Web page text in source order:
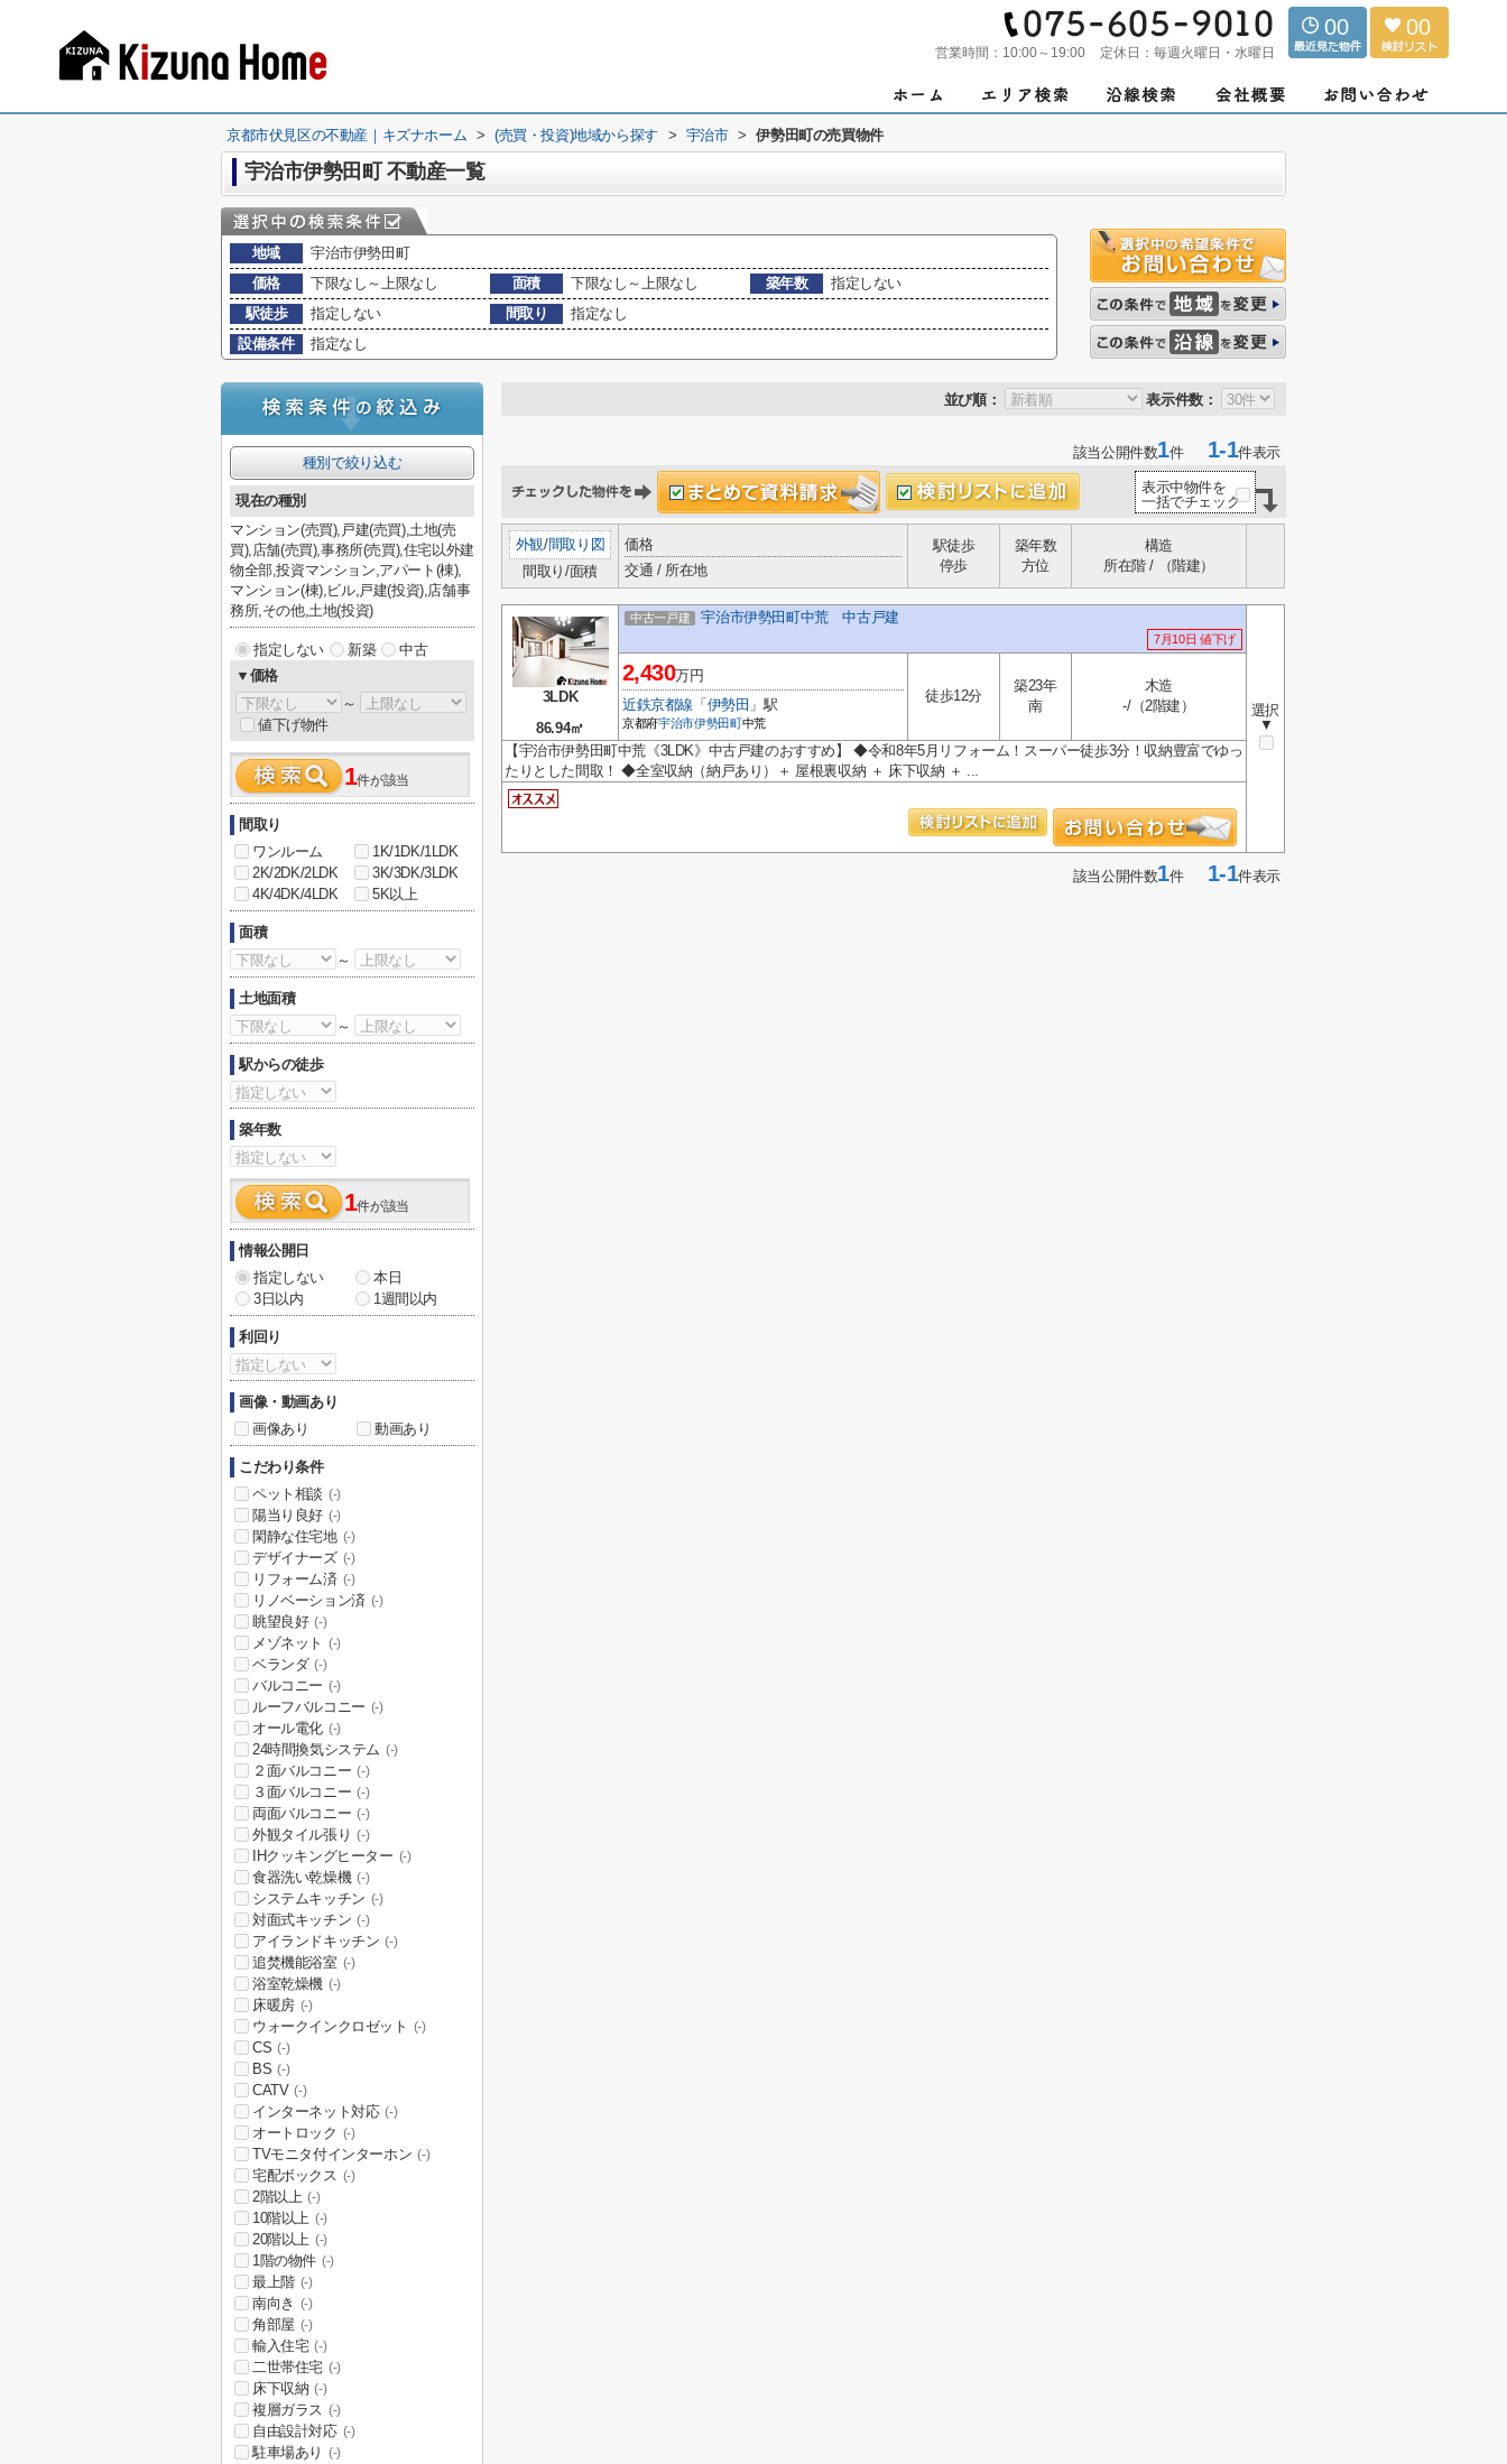
営業時間： 10:00～19:00 定休日： 毎週火曜日・水曜日
00 00
京都市伏見区の不動産｜キズナホーム > (売買・投資)地域から探す > 宇治市 > 伊勢田町の売買物件
宇治市伊勢田町 不動産一覧
地域
宇治市伊勢田町
価格
下限なし～上限なし 面積 下限なし～上限なし 築年数
指定しない
駅徒歩
指定しない 間取り
指定なし
設備条件
指定なし
並び順： 表示件数：
該当公開件数1件1-1件表示
表示中物件を
一括でチェック
外観/間取り図
間取り/面積
価格
交通 / 所在地
駅徒歩
停歩
築年数
方位
構造
所在階 / （階建）
3LDK
86.94㎡
中古一戸建 宇治市伊勢田町中荒 中古戸建
7月10日 値下げ
選択
▼
2,430万円
近鉄京都線 「 伊勢田 」駅
京都府宇治市伊勢田町中荒
徒歩12分
築23年
南
木造
-/（2階建）
【宇治市伊勢田町中荒《3LDK》中古戸建のおすすめ】 ◆令和8年5月リフォーム！スーパー徒歩3分！収納豊富でゆっ
たりとした間取！ ◆全室収納（納戸あり）＋ 屋根裏収納 ＋ 床下収納 ＋ ...
該当公開件数1件1-1件表示
種別で絞り込む
現在の種別
マンション(売買),戸建(売買),土地(売
買),店舗(売買),事務所(売買),住宅以外建
物全部,投資マンション,アパート(棟),
マンション(棟),ビル,戸建(投資),店舗事
務所,その他,土地(投資)
指定しない 新築
中古
▼価格
～
値下げ物件
1件が該当
間取り
ワンルーム
1K/1DK/1LDK
2K/2DK/2LDK
3K/3DK/3LDK
4K/4DK/4LDK
5K以上
面積
～
土地面積
～
駅からの徒歩
築年数
1件が該当
情報公開日
指定しない
本日
3日以内
1週間以内
利回り
画像・動画あり
画像あり
動画あり
こだわり条件
ペット相談 (-)
陽当り良好 (-)
閑静な住宅地 (-)
デザイナーズ (-)
リフォーム済 (-)
リノベーション済 (-)
眺望良好 (-)
メゾネット (-)
ベランダ (-)
バルコニー (-)
ルーフバルコニー (-)
オール電化 (-)
24時間換気システム (-)
２面バルコニー (-)
３面バルコニー (-)
両面バルコニー (-)
外観タイル張り (-)
IHクッキングヒーター (-)
食器洗い乾燥機 (-)
システムキッチン (-)
対面式キッチン (-)
アイランドキッチン (-)
追焚機能浴室 (-)
浴室乾燥機 (-)
床暖房 (-)
ウォークインクロゼット (-)
CS (-)
BS (-)
CATV (-)
インターネット対応 (-)
オートロック (-)
TVモニタ付インターホン (-)
宅配ボックス (-)
2階以上 (-)
10階以上 (-)
20階以上 (-)
1階の物件 (-)
最上階 (-)
南向き (-)
角部屋 (-)
輸入住宅 (-)
二世帯住宅 (-)
床下収納 (-)
複層ガラス (-)
自由設計対応 (-)
駐車場あり (-)